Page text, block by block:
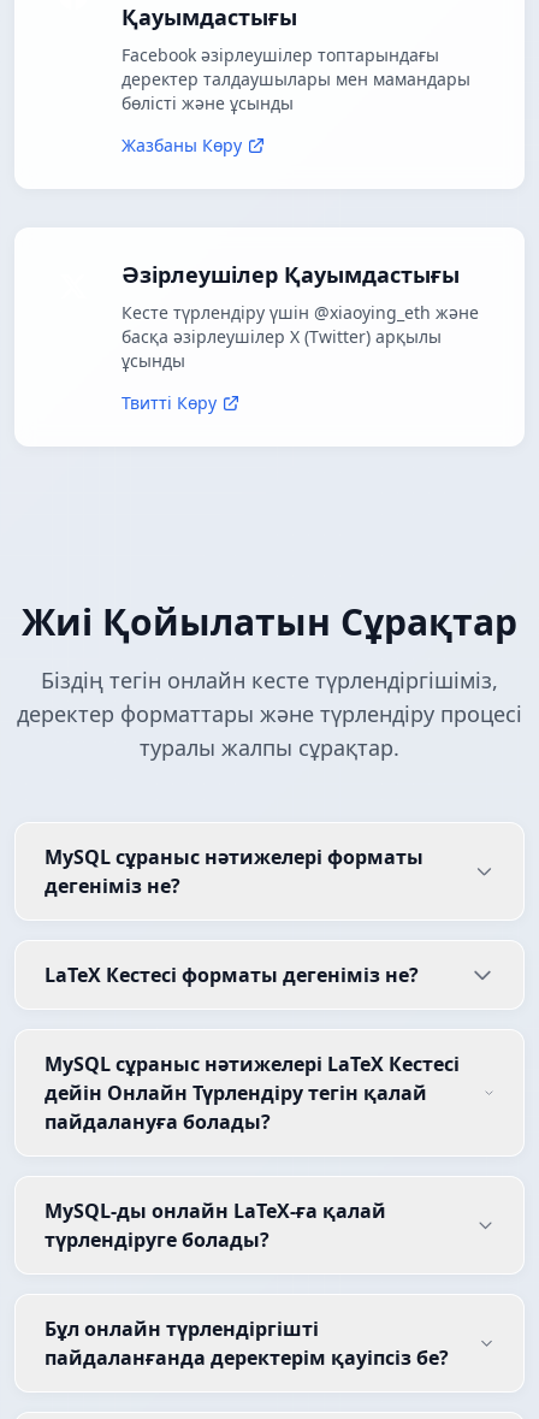
Қауымдастығы
Facebook әзірлеушілер топтарындағы
деректер талдаушылары мен мамандары
бөлісті және ұсынды
Жазбаны Көру
Әзірлеушілер Қауымдастығы
Кесте түрлендіру үшін @xiaoying_eth және
басқа әзірлеушілер X (Twitter) арқылы
ұсынды
Твитті Көру
Жиі Қойылатын Сұрақтар
Біздің тегін онлайн кесте түрлендіргішіміз,
деректер форматтары және түрлендіру процесі
туралы жалпы сұрақтар.
MySQL сұраныс нәтижелері форматы
дегеніміз не?
LaTeX Кестесі форматы дегеніміз не?
MySQL сұраныс нәтижелері LaTeX Кестесі
дейін Онлайн Түрлендіру тегін қалай
пайдалануға болады?
MySQL-ды онлайн LaTeX-ға қалай
түрлендіруге болады?
Бұл онлайн түрлендіргішті
пайдаланғанда деректерім қауіпсіз бе?